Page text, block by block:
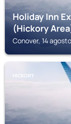
Holiday Inn
(Hickory
Conover, 14
HICKORY